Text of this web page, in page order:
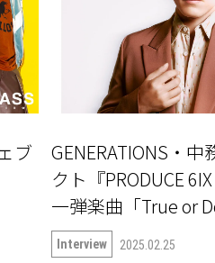
ブ
GENERATIONS・
クト『PRODUCE
一弾楽曲「True or
語る
Interview 2025.02.25